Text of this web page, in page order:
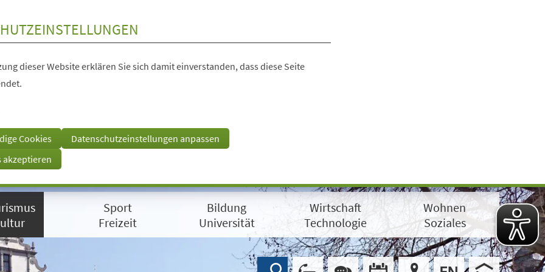
dieser Website erklären Sie sich damit einverstanden, dass diese Seite
Cookies
Datenschutzeinstellungen anpassen
akzeptieren
Sport
Freizeit
Bildung
Universität
Wirtschaft
Technologie
Wohnen
Soziales